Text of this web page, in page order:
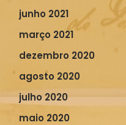
junho 2021
março 2021
dezembro 2020
agosto 2020
julho 2020
maio 2020